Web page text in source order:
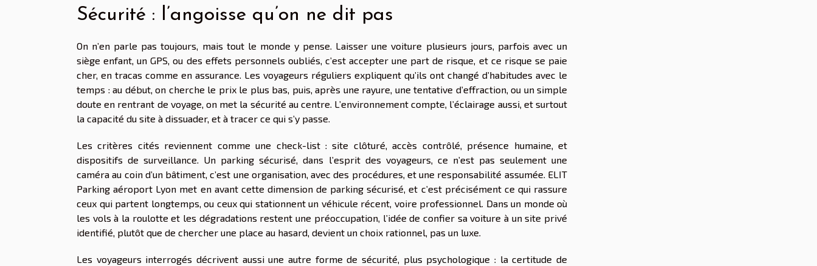
Sécurité : l’angoisse qu’on ne dit pas
On n’en parle pas toujours, mais tout le monde y pense. Laisser une voiture plusieurs jours, parfois avec un
siège enfant, un GPS, ou des effets personnels oubliés, c’est accepter une part de risque, et ce risque se paie
cher, en tracas comme en assurance. Les voyageurs réguliers expliquent qu’ils ont changé d’habitudes avec le
temps : au début, on cherche le prix le plus bas, puis, après une rayure, une tentative d’effraction, ou un simple
doute en rentrant de voyage, on met la sécurité au centre. L’environnement compte, l’éclairage aussi, et surtout
la capacité du site à dissuader, et à tracer ce qui s’y passe.
Les critères cités reviennent comme une check-list : site clôturé, accès contrôlé, présence humaine, et
dispositifs de surveillance. Un parking sécurisé, dans l’esprit des voyageurs, ce n’est pas seulement une
caméra au coin d’un bâtiment, c’est une organisation, avec des procédures, et une responsabilité assumée. ELIT
Parking aéroport Lyon met en avant cette dimension de parking sécurisé, et c’est précisément ce qui rassure
ceux qui partent longtemps, ou ceux qui stationnent un véhicule récent, voire professionnel. Dans un monde où
les vols à la roulotte et les dégradations restent une préoccupation, l’idée de confier sa voiture à un site privé
identifié, plutôt que de chercher une place au hasard, devient un choix rationnel, pas un luxe.
Les voyageurs interrogés décrivent aussi une autre forme de sécurité, plus psychologique : la certitude de